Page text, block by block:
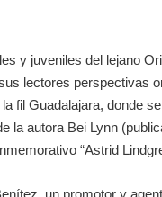
y juveniles del lejano
lectores
la fil Guadalajara, donde
la autora Bei Lynn
“Astrid
un promotor y